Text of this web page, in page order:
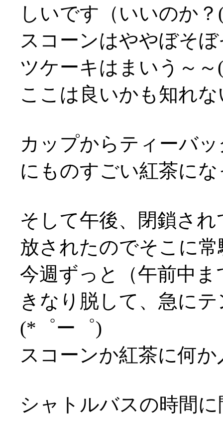
しいです（いいのか
スコーンはややぼそ
ツケーキはまいう～
ここは良いかも知れな
カップからティーバ
にものすごい紅茶に
そして午後、閉鎖さ
放されたのでそこに常
今週ずっと（午前中
きなり脱して、急に
(*゜ー゜)
スコーンか紅茶に何
シャトルバスの時間